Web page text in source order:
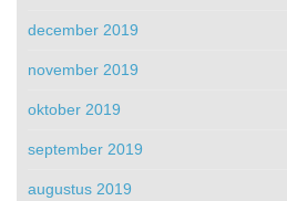
december 2019
november 2019
oktober 2019
september 2019
augustus 2019